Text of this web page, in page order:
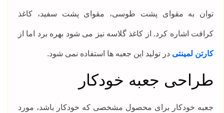
توان به مقوای پشت طوسی، مقوای پشت سفید، کاغذ
کرافت اشاره کرد. از کاغذ گلاسه نیز می شود بهره برد اما از
کارتن لمینتی در تولید این جعبه ها استفاده نمی شود.
طراحی جعبه خودکار
جعبه خودکار برای محصول مشخصی که خودکار باشد، مورد